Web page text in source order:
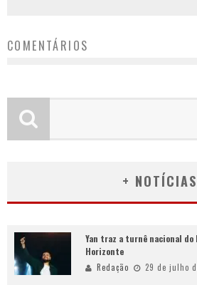
COMENTÁRIOS
+ NOTÍCIAS
Yan traz a turnê nacional do
Horizonte
Redação 29 de julho